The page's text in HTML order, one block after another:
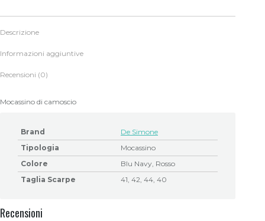
Descrizione
Informazioni aggiuntive
Recensioni (0)
Mocassino di camoscio
Brand
De Simone
Tipologia
Mocassino
Colore
Blu Navy, Rosso
Taglia Scarpe
41, 42, 44, 40
Recensioni